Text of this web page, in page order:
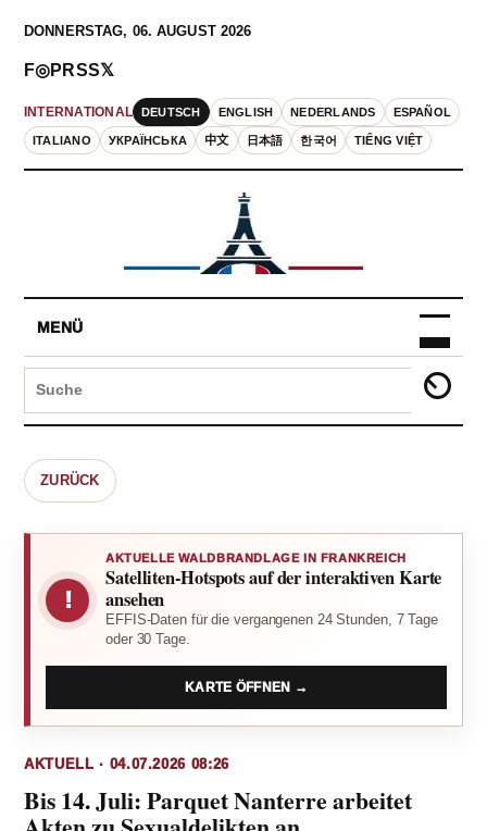
DONNERSTAG, 06. AUGUST 2026
INTERNATIONAL DEUTSCH ENGLISH NEDERLANDS ESPAÑOL
ITALIANO УКРАЇНСЬКА 中文 日本語 한국어 TIẾNG VIỆT
F◎PRSS𝕏
MENÜ
ZURÜCK
!
AKTUELLE WALDBRANDLAGE IN FRANKREICH
Satelliten-Hotspots auf der interaktiven Karte
ansehen
EFFIS-Daten für die vergangenen 24 Stunden, 7 Tage
oder 30 Tage.
KARTE ÖFFNEN →
AKTUELL · 04.07.2026 08:26
Bis 14. Juli: Parquet Nanterre arbeitet